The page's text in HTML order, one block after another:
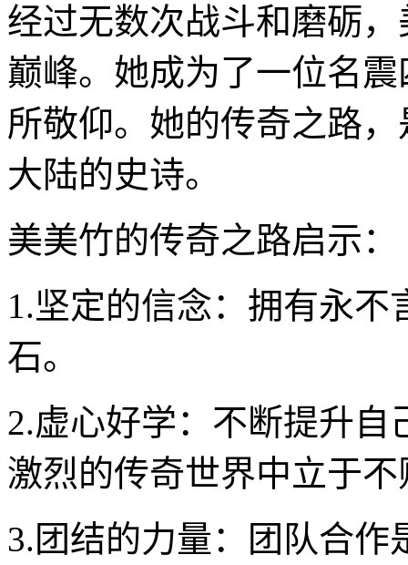
经过无数次战斗和磨砺
巅峰。她成为了一位名
所敬仰。她的传奇之路
大陆的史诗。
美美竹的传奇之路启示：
1.坚定的信念：拥有永
石。
2.虚心好学：不断提升
激烈的传奇世界中立于
3.团结的力量：团队合